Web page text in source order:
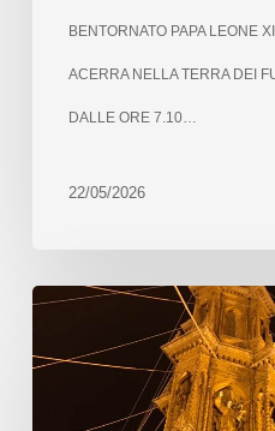
BENTORNATO PAPA LEONE
ACERRA NELLA TERRA DEI
DALLE ORE 7.10…
22/05/2026